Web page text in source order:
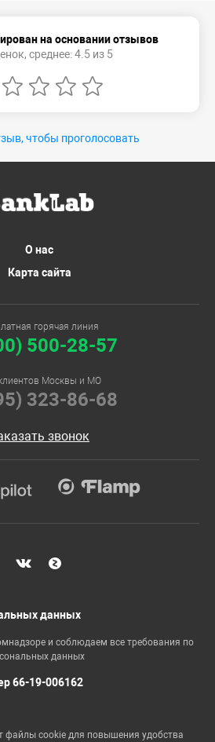
на основании отзывов
среднее: 4.5 из 5
чтобы проголосовать
О нас
Карта сайта
горячая линия
500-28-57
Москвы и МО
323-86-68
звонок
данных
и соблюдаем все требования по
данных
66-19-006162
файлы cookie для повышения удобства